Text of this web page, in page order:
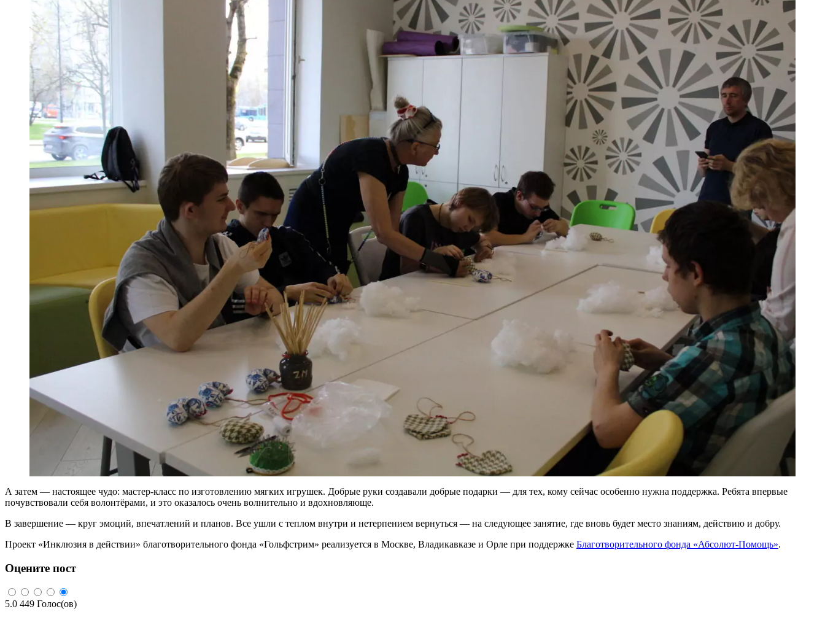
А затем — настоящее чудо: мастер-класс по изготовлению мягких игрушек. Добрые руки создавали добрые подарки — для тех, кому сейчас особенно нужна поддержка. Ребята впервые
почувствовали себя волонтёрами, и это оказалось очень волнительно и вдохновляюще.
В завершение — круг эмоций, впечатлений и планов. Все ушли с теплом внутри и нетерпением вернуться — на следующее занятие, где вновь будет место знаниям, действию и добру.
Проект «Инклюзия в действии» благотворительного фонда «Гольфстрим» реализуется в Москве, Владикавказе и Орле при поддержке Благотворительного фонда «Абсолют-Помощь».
Оцените пост
5.0 449 Голос(ов)